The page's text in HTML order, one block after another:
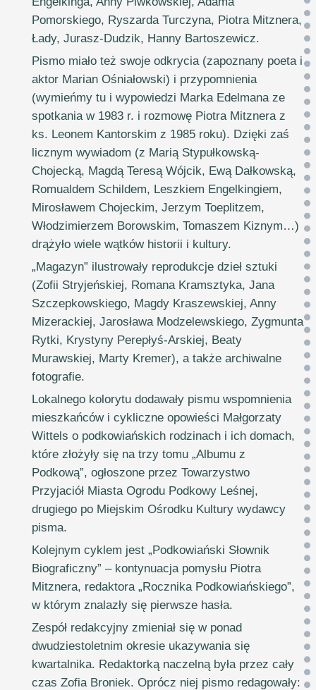
Pomorskiego, Ryszarda Turczyna, Piotra Mitznera,
Łady, Jurasz-Dudzik, Hanny Bartoszewicz.
Pismo miało też swoje odkrycia (zapoznany poeta i
aktor Marian Ośniałowski) i przypomnienia
(wymieńmy tu i wypowiedzi Marka Edelmana ze
spotkania w 1983 r. i rozmowę Piotra Mitznera z
ks. Leonem Kantorskim z 1985 roku). Dzięki zaś
licznym wywiadom (z Marią Stypułkowską-
Chojecką, Magdą Teresą Wójcik, Ewą Dałkowską,
Romualdem Schildem, Leszkiem Engelkingiem,
Mirosławem Chojeckim, Jerzym Toeplitzem,
Włodzimierzem Borowskim, Tomaszem Kiznym…)
drążyło wiele wątków historii i kultury.
„Magazyn” ilustrowały reprodukcje dzieł sztuki
(Zofii Stryjeńskiej, Romana Kramsztyka, Jana
Szczepkowskiego, Magdy Kraszewskiej, Anny
Mizerackiej, Jarosława Modzelewskiego, Zygmunta
Rytki, Krystyny Perepłyś-Arskiej, Beaty
Murawskiej, Marty Kremer), a także archiwalne
fotografie.
Lokalnego kolorytu dodawały pismu wspomnienia
mieszkańców i cykliczne opowieści Małgorzaty
Wittels o podkowiańskich rodzinach i ich domach,
które złożyły się na trzy tomu „Albumu z
Podkową”, ogłoszone przez Towarzystwo
Przyjaciół Miasta Ogrodu Podkowy Leśnej,
drugiego po Miejskim Ośrodku Kultury wydawcy
pisma.
Kolejnym cyklem jest „Podkowiański Słownik
Biograficzny” – kontynuacja pomysłu Piotra
Mitznera, redaktora „Rocznika Podkowiańskiego”,
w którym znalazły się pierwsze hasła.
Zespół redakcyjny zmieniał się w ponad
dwudziestoletnim okresie ukazywania się
kwartalnika. Redaktorką naczelną była przez cały
czas Zofia Broniek. Oprócz niej pismo redagowały: